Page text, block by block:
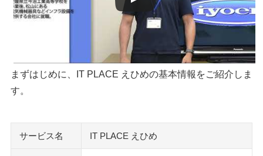
まずはじめに、IT PLACE えひめの基本情報をご紹介しま
す。
サービス名 IT PLACE えひめ